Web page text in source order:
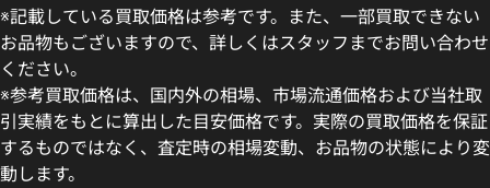
※記載している買取価格は参考です。また、一部買取できない
お品物もございますので、詳しくはスタッフまでお問い合わせ
ください。
※参考買取価格は、国内外の相場、市場流通価格および当社取
引実績をもとに算出した目安価格です。実際の買取価格を保証
するものではなく、査定時の相場変動、お品物の状態により変
動します。